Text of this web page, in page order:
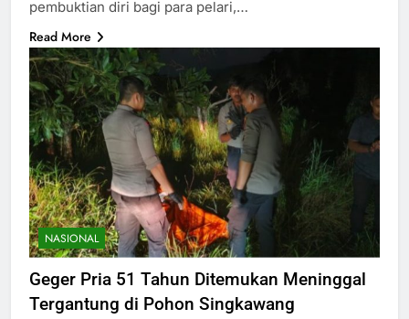
pembuktian diri bagi para pelari,…
Read More
NASIONAL
Geger Pria 51 Tahun Ditemukan Meninggal
Tergantung di Pohon Singkawang